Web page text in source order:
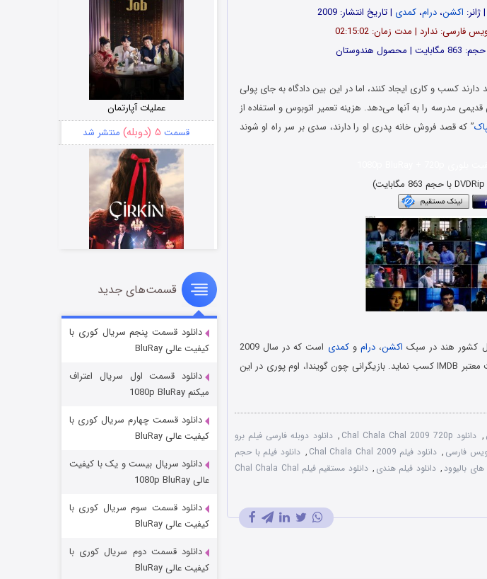
اکشن،درام،کمدی | تاریخ انتشار: 2009
فارسی: ندارد | مدت زمان: 02:15:02
کسب و کاری ایجاد کنند، اما در این بین دادگاه به جای پولی
مدرسه را به آنها می‌دهد. هزینه تعمیر اتوبوس و استفاده از
” که قصد فروش خانه پدری او را دارند، سدی بر سر راه او شوند
اکشن،درام وکمدی
است که در سال 2009
منتشر شد. این فیلم موفق شده است امتیاز 4.4 را از سایت معتبر IMDB کسب نماید. بازیگرانی چون گویندا، اوم پوری در این
, دانلود Chal Chala Chal 2009 720p , دانلود دوبله فارسی فیلم برو
فارسی , دانلود فیلم Chal Chala Chal 2009 , دانلود فیلم با حجم
های بالیوود , دانلود فیلم هندی ,
دانلود مستقیم فیلم Chal Chala Chal
عملیات آپارتمان
قسمت ۵ (دوبله) منتشر شد
سریال زشت
قسمت۲ (زیرنویس) منتشر شد
مردگان متحرک: شهر مرده ۳
قسمت‌های جدید
دانلود قسمت پنجم سریال کوری با
کیفیت عالی BluRay
دانلود قسمت اول سریال اعتراف
میکنم 1080p BluRay
دانلود قسمت چهارم سریال کوری با
کیفیت عالی BluRay
دانلود سریال بیست و یک با کیفیت
عالی 1080p BluRay
دانلود قسمت سوم سریال کوری با
کیفیت عالی BluRay
دانلود قسمت دوم سریال کوری با
کیفیت عالی BluRay